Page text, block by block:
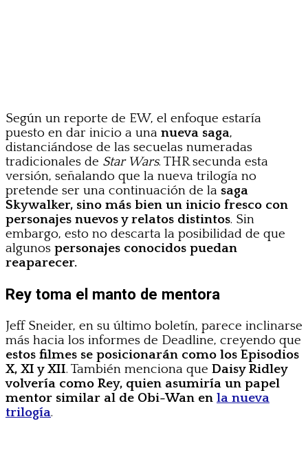
Según un reporte de EW, el enfoque estaría
puesto en dar inicio a una nueva saga,
distanciándose de las secuelas numeradas
tradicionales de Star Wars. THR secunda esta
versión, señalando que la nueva trilogía no
pretende ser una continuación de la saga
Skywalker, sino más bien un inicio fresco con
personajes nuevos y relatos distintos. Sin
embargo, esto no descarta la posibilidad de que
algunos personajes conocidos puedan
reaparecer.
Rey toma el manto de mentora
Jeff Sneider, en su último boletín, parece inclinarse
más hacia los informes de Deadline, creyendo que
estos filmes se posicionarán como los Episodios
X, XI y XII. También menciona que Daisy Ridley
volvería como Rey, quien asumiría un papel
mentor similar al de Obi-Wan en la nueva
trilogía.